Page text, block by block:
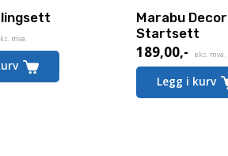
mva.
Marabu
Startsett
189,00,- eks. mva.
Legg i kurv